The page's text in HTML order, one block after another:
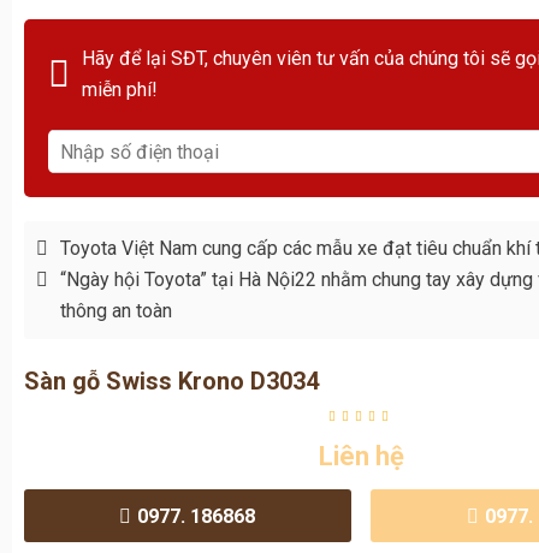
miễn phí!
“Ngày hội Toyota” tại Hà Nội22 nhằm chung tay xây
thông an toàn
Liên hệ
0977. 186868 0977.
Tiêu chuẩn: E1 (phát thải khí Formaldehyde tiêu chuẩn EU)